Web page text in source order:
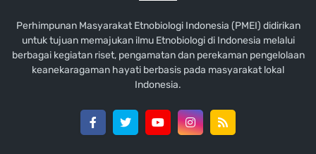
Perhimpunan Masyarakat Etnobiologi Indonesia (PMEI) didirikan
untuk tujuan memajukan ilmu Etnobiologi di Indonesia melalui
berbagai kegiatan riset, pengamatan dan perekaman pengelolaan
keanekaragaman hayati berbasis pada masyarakat lokal
Indonesia.